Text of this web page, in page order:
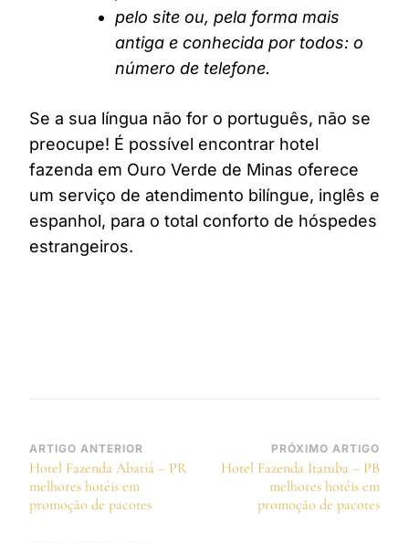
pelo site ou, pela forma mais
antiga e conhecida por todos: o
número de telefone.
Se a sua língua não for o português, não se
preocupe! É possível encontrar hotel
fazenda em Ouro Verde de Minas oferece
um serviço de atendimento bilíngue, inglês e
espanhol, para o total conforto de hóspedes
estrangeiros.
Navegação
de
post
ARTIGO ANTERIOR
Hotel Fazenda Abatiá – PR
melhores hotéis em
promoção de pacotes
PRÓXIMO ARTIGO
Hotel Fazenda Itatuba – PB
melhores hotéis em
promoção de pacotes